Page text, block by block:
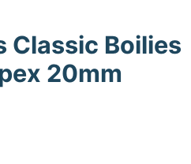
Classic Boilies
20mm